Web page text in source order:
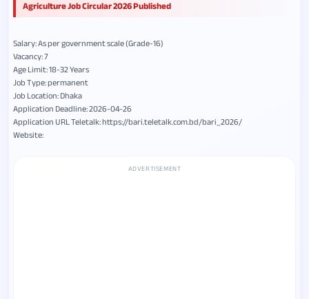
Agriculture Job Circular 2026 Published
Salary: As per government scale (Grade-16)
Vacancy: 7
Age Limit: 18-32 Years
Job Type: permanent
Job Location: Dhaka
Application Deadline: 2026-04-26
Application URL Teletalk: https://bari.teletalk.com.bd/bari_2026/
Website:
ADVERTISEMENT